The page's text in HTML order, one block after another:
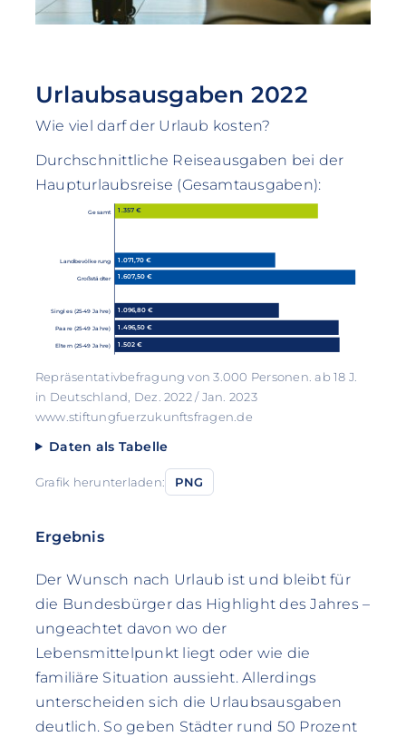
Urlaubsausgaben 2022
Wie viel darf der Urlaub kosten?
Durchschnittliche Reiseausgaben bei der
Haupturlaubsreise (Gesamtausgaben):
Gesamt 1.357 €
Landbevölkerung 1.071,70 €
Großstädter 1.607,50 €
Singles (25-49 Jahre) 1.096,80 €
Paare (25-49 Jahre) 1.496,50 €
Eltern (25-49 Jahre) 1.502 €
Repräsentativbefragung von 3.000 Personen. ab 18 J.
in Deutschland, Dez. 2022 / Jan. 2023
www.stiftungfuerzukunftsfragen.de
Daten als Tabelle
Grafik herunterladen: PNG
Ergebnis
Der Wunsch nach Urlaub ist und bleibt für
die Bundesbürger das Highlight des Jahres –
ungeachtet davon wo der
Lebensmittelpunkt liegt oder wie die
familiäre Situation aussieht. Allerdings
unterscheiden sich die Urlaubsausgaben
deutlich. So geben Städter rund 50 Prozent